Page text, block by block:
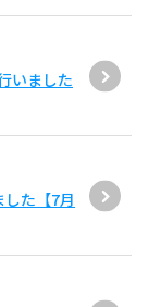
いました
た【7月